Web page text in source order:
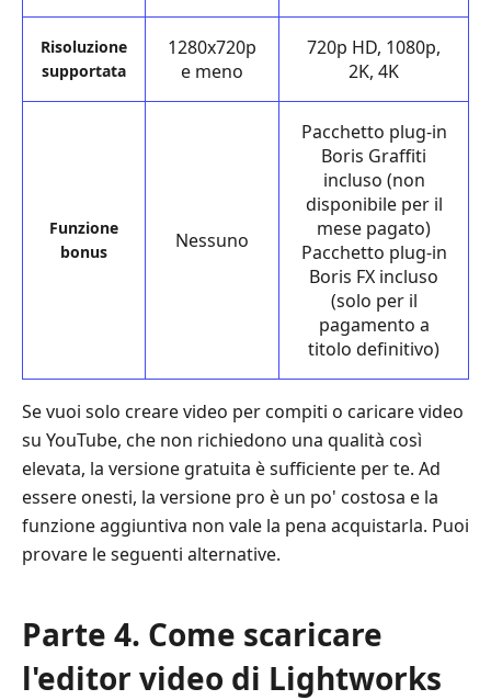
Risoluzione
supportata
1280x720p
e meno
720p HD, 1080p,
2K, 4K
Funzione
bonus
Nessuno
Pacchetto plug-in
Boris Graffiti
incluso (non
disponibile per il
mese pagato)
Pacchetto plug-in
Boris FX incluso
(solo per il
pagamento a
titolo definitivo)
Se vuoi solo creare video per compiti o caricare video
su YouTube, che non richiedono una qualità così
elevata, la versione gratuita è sufficiente per te. Ad
essere onesti, la versione pro è un po' costosa e la
funzione aggiuntiva non vale la pena acquistarla. Puoi
provare le seguenti alternative.
Parte 4. Come scaricare
l'editor video di Lightworks